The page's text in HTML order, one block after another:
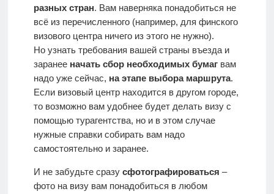
разных стран. Вам наверняка понадобиться не
всё из перечисленного (например, для финского
визового центра ничего из этого не нужно).
Но узнать требования вашей страны въезда и
заранее начать сбор необходимых бумаг вам
надо уже сейчас, на этапе выбора маршрута.
Если визовый центр находится в другом городе,
то возможно вам удобнее будет делать визу с
помощью турагентства, но и в этом случае
нужные справки собирать вам надо
самостоятельно и заранее.
И не забудьте сразу сфотографироваться –
фото на визу вам понадобиться в любом